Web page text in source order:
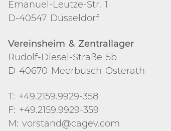
Emanuel-Leutze-Str. 1
D-40547 Düsseldorf
Vereinsheim & Zentrallager
Rudolf-Diesel-Straße 5b
D-40670 Meerbusch Osterath
T: +49.2159.9929-358
F: +49.2159.9929-359
M: vorstand@cagev.com